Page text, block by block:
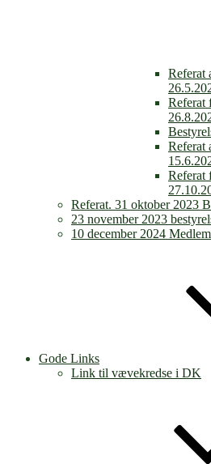
Referat
Referat
Referat
Referat
Referat. 31 oktober 2023
23 november 2023
10 december 2024
Gode Links
Link til vævekredse i DK